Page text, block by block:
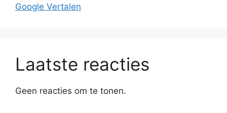
Google Vertalen
Laatste reacties
Geen reacties om te tonen.